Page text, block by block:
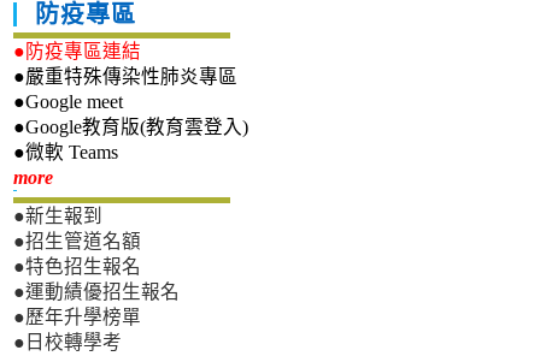
防疫專區
●防疫專區連結
●嚴重特殊傳染性肺炎專區
●Google meet
●Google教育版(教育雲登入)
●微軟 Teams
more新生專區
●新生報到
●招生管道名額
●特色招生報名
●運動績優招生報名
●歷年升學榜單
●日校轉學考